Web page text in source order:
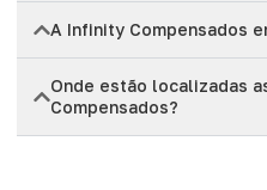
A Infinity Compensados
Onde estão localizadas
Compensados?